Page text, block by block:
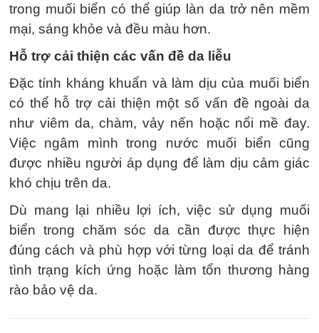
trong muối biển có thể giúp làn da trở nên mềm
mại, sáng khỏe và đều màu hơn.
Hỗ trợ cải thiện các vấn đề da liễu
Đặc tính kháng khuẩn và làm dịu của muối biển
có thể hỗ trợ cải thiện một số vấn đề ngoài da
như viêm da, chàm, vảy nến hoặc nổi mề đay.
Việc ngâm mình trong nước muối biển cũng
được nhiều người áp dụng để làm dịu cảm giác
khó chịu trên da.
Dù mang lại nhiều lợi ích, việc sử dụng muối
biển trong chăm sóc da cần được thực hiện
đúng cách và phù hợp với từng loại da để tránh
tình trạng kích ứng hoặc làm tổn thương hàng
rào bảo vệ da.